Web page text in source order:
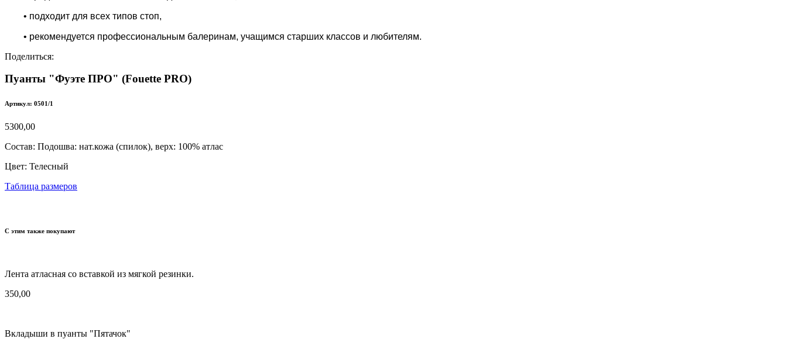
• подходит для всех типов стоп,
• рекомендуется профессиональным балеринам, учащимся старших классов и любителям.
Поделиться:
Пуанты "Фуэте ПРО" (Fouette PRO)
Артикул: 0501/1
5300,00
Состав: Подошва: нат.кожа (спилок), верх: 100% атлас
Цвет: Телесный
Таблица размеров
С этим также покупают
Лента атласная со вставкой из мягкой резинки.
350,00
Вкладыши в пуанты "Пятачок"